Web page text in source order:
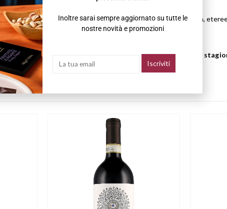
olfattivo è caratteristico ed elegante, con note di mammola,
balsamici.
consumato anche in abbinamento a importanti formaggi
Inoltre sarai sempre aggiornato su tutte le
nostre novità e promozioni